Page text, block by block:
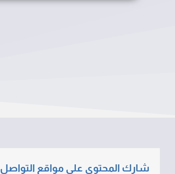
شارك المحتوى على مواقع التواصل